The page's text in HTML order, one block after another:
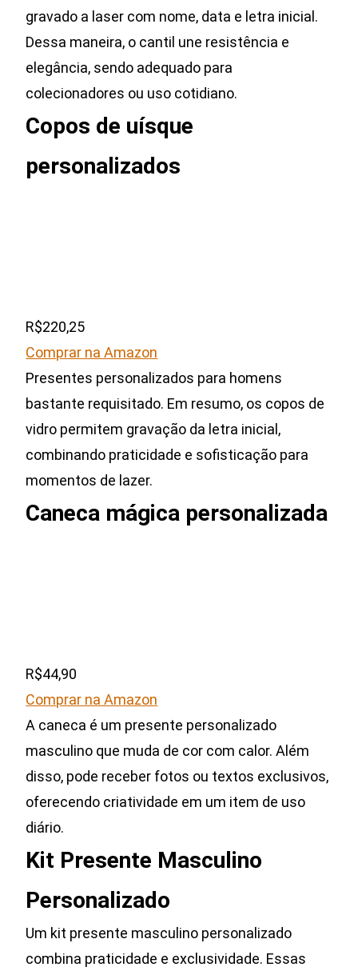
gravado a laser com nome, data e letra inicial.
Dessa maneira, o cantil une resistência e
elegância, sendo adequado para
colecionadores ou uso cotidiano.
Copos de uísque
personalizados
R$220,25
Comprar na Amazon
Presentes personalizados para homens
bastante requisitado. Em resumo, os copos de
vidro permitem gravação da letra inicial,
combinando praticidade e sofisticação para
momentos de lazer.
Caneca mágica personalizada
R$44,90
Comprar na Amazon
A caneca é um presente personalizado
masculino que muda de cor com calor. Além
disso, pode receber fotos ou textos exclusivos,
oferecendo criatividade em um item de uso
diário.
Kit Presente Masculino
Personalizado
Um kit presente masculino personalizado
combina praticidade e exclusividade. Essas